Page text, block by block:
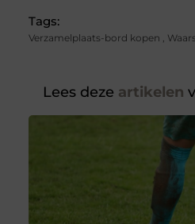
Tags:
Verzamelplaats-bord kopen ,
Lees deze artikelen